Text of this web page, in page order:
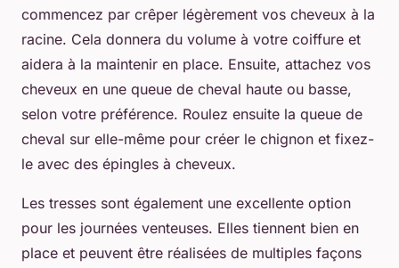
commencez par crêper légèrement vos cheveux à la
racine. Cela donnera du volume à votre coiffure et
aidera à la maintenir en place. Ensuite, attachez vos
cheveux en une queue de cheval haute ou basse,
selon votre préférence. Roulez ensuite la queue de
cheval sur elle-même pour créer le chignon et fixez-
le avec des épingles à cheveux.
Les tresses sont également une excellente option
pour les journées venteuses. Elles tiennent bien en
place et peuvent être réalisées de multiples façons